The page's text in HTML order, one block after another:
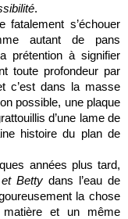
.
s’échouer
autant de pans
prétention à signifier
toute profondeur par
c’est dans la masse
possible, une plaque
d’une lame de
histoire du plan de
années plus tard,
Betty dans l’eau de
la chose
et un même